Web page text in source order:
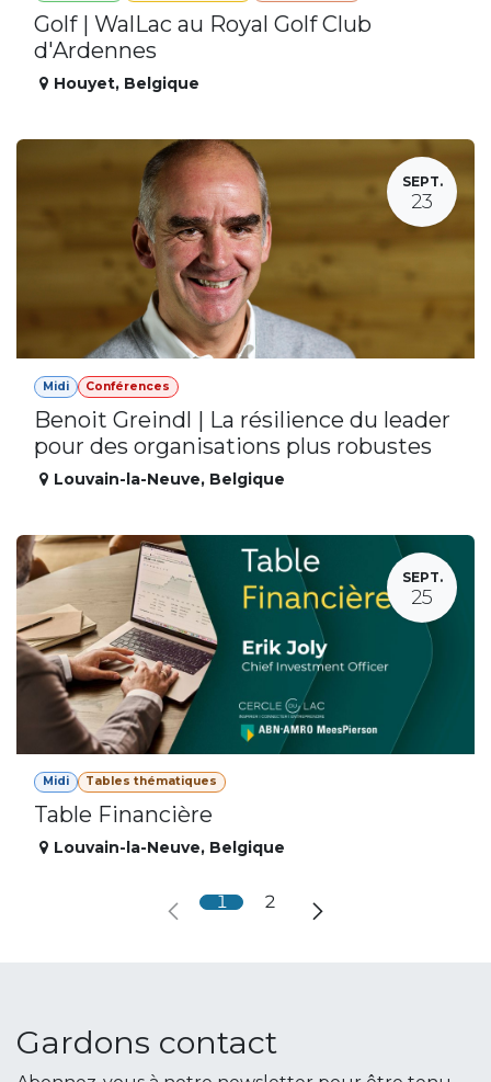
Golf | WalLac au Royal Golf Club
d'Ardennes
Houyet, Belgique
SEPT.
23
Midi Conférences
Benoit Greindl | La résilience du leader
pour des organisations plus robustes
Louvain-la-Neuve, Belgique
SEPT.
25
Midi Tables thématiques
Table Financière
Louvain-la-Neuve, Belgique
1 2
Gardons contact